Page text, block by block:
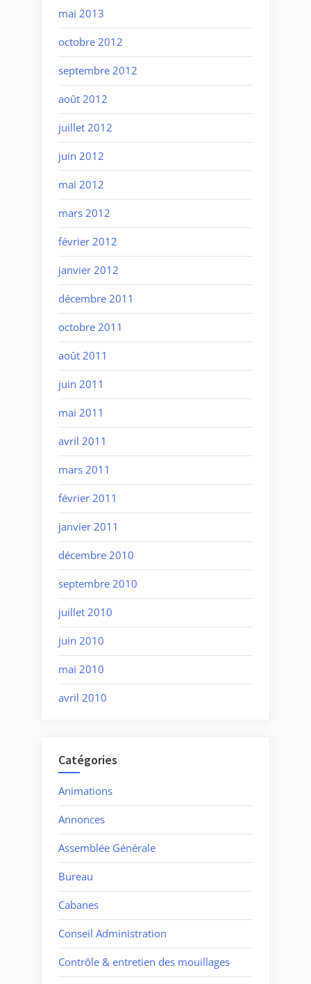
mai 2013
octobre 2012
septembre 2012
août 2012
juillet 2012
juin 2012
mai 2012
mars 2012
février 2012
janvier 2012
décembre 2011
octobre 2011
août 2011
juin 2011
mai 2011
avril 2011
mars 2011
février 2011
janvier 2011
décembre 2010
septembre 2010
juillet 2010
juin 2010
mai 2010
avril 2010
Catégories
Animations
Annonces
Assemblée Générale
Bureau
Cabanes
Conseil Administration
Contrôle & entretien des mouillages